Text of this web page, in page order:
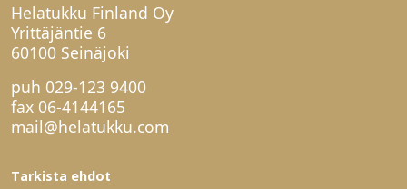
Helatukku Finland Oy
Yrittäjäntie 6
60100 Seinäjoki
puh 029-123 9400
fax 06-4144165
mail@helatukku.com
Tarkista ehdot